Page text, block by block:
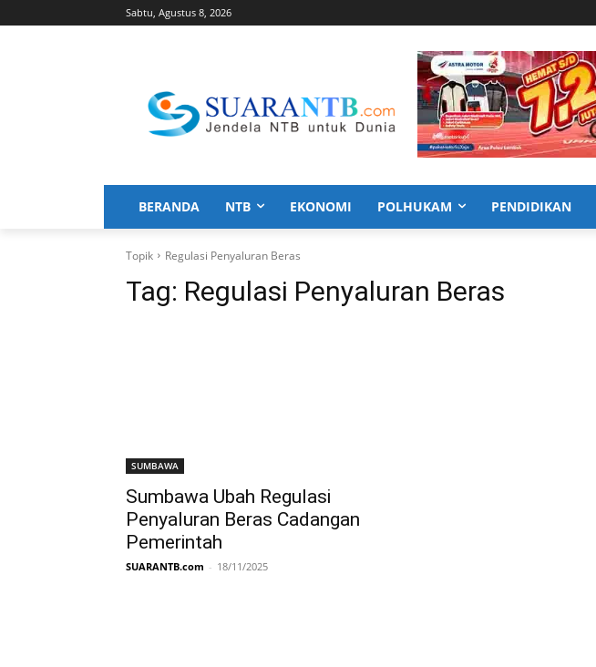
Sabtu, Agustus 8, 2026
BERANDA NTB EKONOMI POLHUKAM PENDIDIKAN
Topik Regulasi Penyaluran Beras
Tag: Regulasi Penyaluran Beras
SUMBAWA
Sumbawa Ubah Regulasi
Penyaluran Beras Cadangan
Pemerintah
SUARANTB.com - 18/11/2025